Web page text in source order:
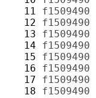
  11
f1509490
  12
f1509490
  13
f1509490
  14
f1509490
  15
f1509490
  16
f1509490
  17
f1509490
  18
f1509490